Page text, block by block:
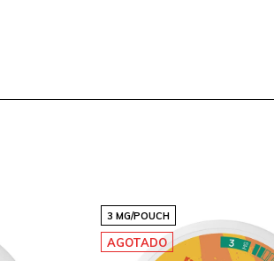
3 MG/POUCH
AGOTADO